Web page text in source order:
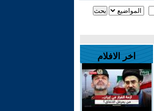
اخر الافلام